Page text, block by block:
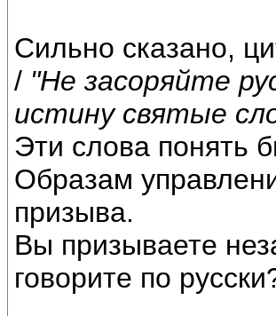
Сильно сказано,
/ "Не засоряйте
истину святые
Эти слова понять
Образам
призыва.
Вы призываете
говорите по